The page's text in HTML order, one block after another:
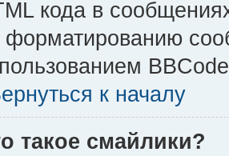
кода в
форматированию
к началу
такое смайлики?